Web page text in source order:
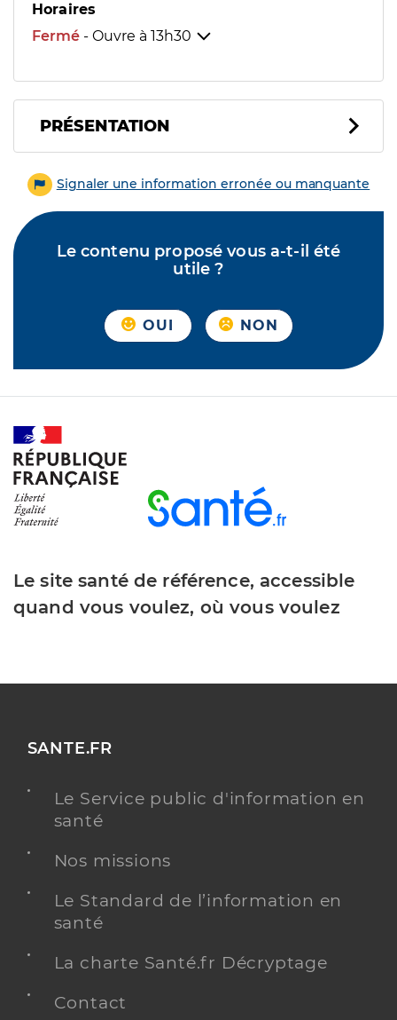
Horaires
Fermé - Ouvre à 13h30
PRÉSENTATION
Signaler une information erronée ou manquante
Le contenu proposé vous a-t-il été
utile ?
OUI NON
Le site santé de référence, accessible
quand vous voulez, où vous voulez
SANTE.FR
Le Service public d'information en
santé
Nos missions
Le Standard de l’information en
santé
La charte Santé.fr Décryptage
Contact